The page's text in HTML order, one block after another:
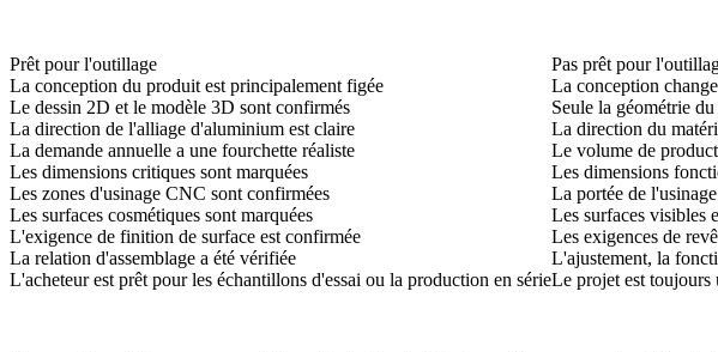
Prêt pour l'outillage
Pas prêt pour
La conception du produit est principalement figée
La conception
Le dessin 2D et le modèle 3D sont confirmés
Seule la géométrie
La direction de l'alliage d'aluminium est claire
La direction du
La demande annuelle a une fourchette réaliste
Le volume de
Les dimensions critiques sont marquées
Les dimensions
Les zones d'usinage CNC sont confirmées
La portée de
Les surfaces cosmétiques sont marquées
Les surfaces visibles
L'exigence de finition de surface est confirmée
Les exigences de
La relation d'assemblage a été vérifiée
L'ajustement, la
L'acheteur est prêt pour les échantillons d'essai ou la production en sérieLe projet est toujours